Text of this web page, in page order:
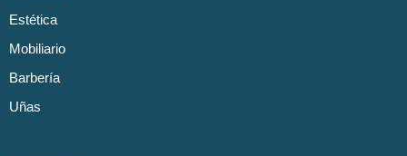
Estética
Mobiliario
Barbería
Uñas